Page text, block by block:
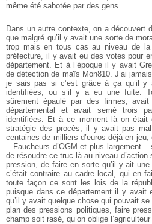
même été sabotée par des gens.
Dans un autre contexte, on a découvert
que malgré qu’il y avait une sorte de
trop mais en tous cas au niveau de la
préfecture, il y avait eu des votes pour
département. Et à l’époque il y avait
de détection de maïs Mon810. J’ai
je sais pas si c’est grâce à ça qu’il
identifiées, ou s’il y a eu une fuite.
sûrement épaulé par des firmes, avait
départemental et avait semé trois
identifiées. Et à ce moment là on était
stratégie des procès, il y avait pas
centaines de milliers d’euros déjà en
– Faucheurs d’OGM et plus largement –
de résoudre ce truc-là au niveau
pression, de faire en sorte qu’il y ait
c’était contraire au cadre local, qui en
toute façon ce sont les lois de la
puisque dans ce département il y
qu’il y avait quelque chose qui pouvait
plan des pressions politiques, faire
champ soit rasé, qu’on oblige